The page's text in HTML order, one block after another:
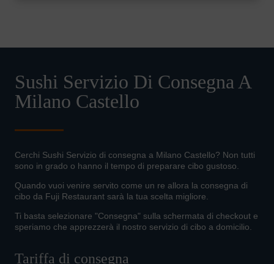
Sushi Servizio Di Consegna A
Milano Castello
Cerchi Sushi Servizio di consegna a Milano Castello? Non tutti
sono in grado o hanno il tempo di preparare cibo gustoso.
Quando vuoi venire servito come un re allora la consegna di
cibo da Fuji Restaurant sarà la tua scelta migliore.
Ti basta selezionare "Consegna" sulla schermata di checkout e
speriamo che apprezzerà il nostro servizio di cibo a domicilio.
Tariffa di consegna